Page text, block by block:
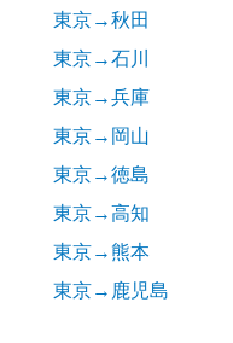
東京→秋田
東京→石川
東京→兵庫
東京→岡山
東京→徳島
東京→高知
東京→熊本
東京→鹿児島